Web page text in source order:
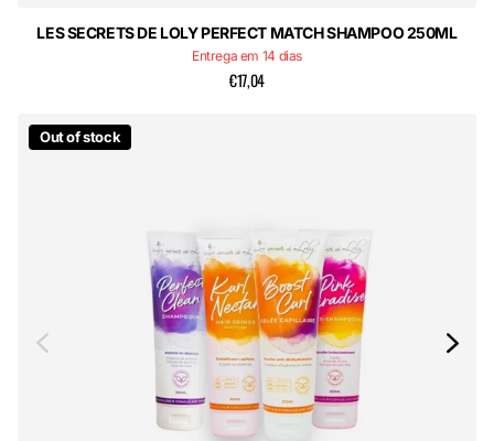
LES SECRETS DE LOLY PERFECT MATCH SHAMPOO 250ML
Entrega em 14 dias
€17,04
Out of stock